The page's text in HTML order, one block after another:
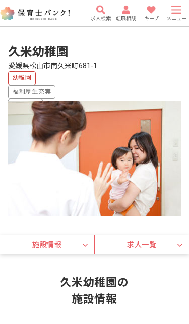
求人検索 転職相談 キープ メニュー
久米幼稚園
愛媛県松山市南久米町681-1
幼稚園
福利厚生充実
車通勤可
施設情報 求人一覧
久米幼稚園の
施設情報